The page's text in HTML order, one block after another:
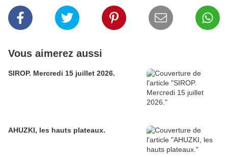
Vous aimerez aussi
SIROP. Mercredi 15 juillet 2026.
AHUZKI, les hauts plateaux.